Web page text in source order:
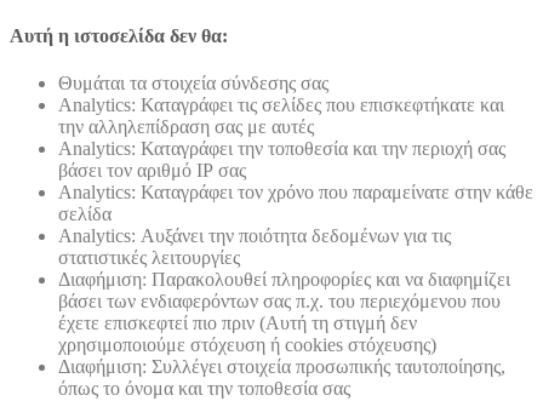
Αυτή η ιστοσελίδα δεν θα:
Θυμάται τα στοιχεία σύνδεσης σας
Analytics: Καταγράφει τις σελίδες που επισκεφτήκατε και
την αλληλεπίδραση σας με αυτές
Analytics: Καταγράφει την τοποθεσία και την περιοχή σας
βάσει τον αριθμό ΙΡ σας
Analytics: Καταγράφει τον χρόνο που παραμείνατε στην κάθε
σελίδα
Analytics: Αυξάνει την ποιότητα δεδομένων για τις
στατιστικές λειτουργίες
Διαφήμιση: Παρακολουθεί πληροφορίες και να διαφημίζει
βάσει των ενδιαφερόντων σας π.χ. του περιεχόμενου που
έχετε επισκεφτεί πιο πριν (Αυτή τη στιγμή δεν
χρησιμοποιούμε στόχευση ή cookies στόχευσης)
Διαφήμιση: Συλλέγει στοιχεία προσωπικής ταυτοποίησης,
όπως το όνομα και την τοποθεσία σας